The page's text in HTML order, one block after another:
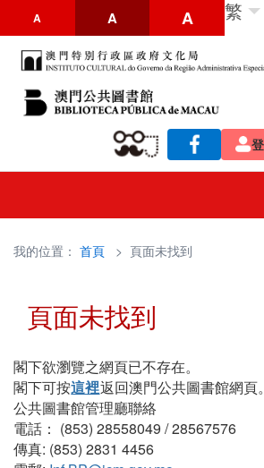
A A A 繁
我的位置： 首頁 > 頁面未找到
頁面未找到
閣下欲瀏覽之網頁已不存在。
閣下可按這裡返回澳門公共圖書館網
公共圖書館管理廳聯絡
電話： (853) 28558049 / 28567576
傳真: (853) 2831 4456